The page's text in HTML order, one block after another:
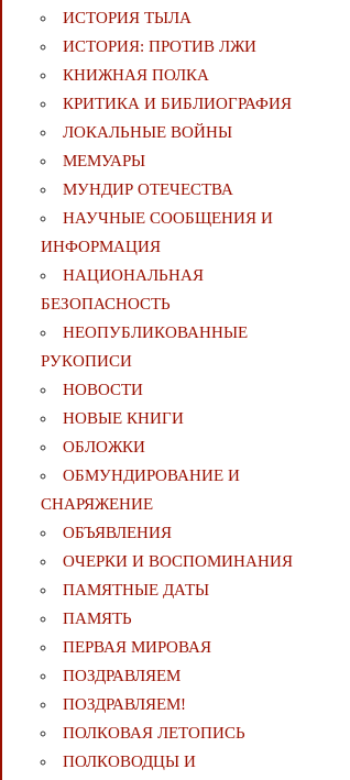
ИСТОРИЯ ТЫЛА
ИСТОРИЯ: ПРОТИВ ЛЖИ
КНИЖНАЯ ПОЛКА
КРИТИКА И БИБЛИОГРАФИЯ
ЛОКАЛЬНЫЕ ВОЙНЫ
МЕМУАРЫ
МУНДИР ОТЕЧЕСТВА
НАУЧНЫЕ СООБЩЕНИЯ И
ИНФОРМАЦИЯ
НАЦИОНАЛЬНАЯ
БЕЗОПАСНОСТЬ
НЕОПУБЛИКОВАННЫЕ
РУКОПИСИ
НОВОСТИ
НОВЫЕ КНИГИ
ОБЛОЖКИ
ОБМУНДИРОВАНИЕ И
СНАРЯЖЕНИЕ
ОБЪЯВЛЕНИЯ
ОЧЕРКИ И ВОСПОМИНАНИЯ
ПАМЯТНЫЕ ДАТЫ
ПАМЯТЬ
ПЕРВАЯ МИРОВАЯ
ПОЗДРАВЛЯЕМ
ПОЗДРАВЛЯЕМ!
ПОЛКОВАЯ ЛЕТОПИСЬ
ПОЛКОВОДЦЫ И